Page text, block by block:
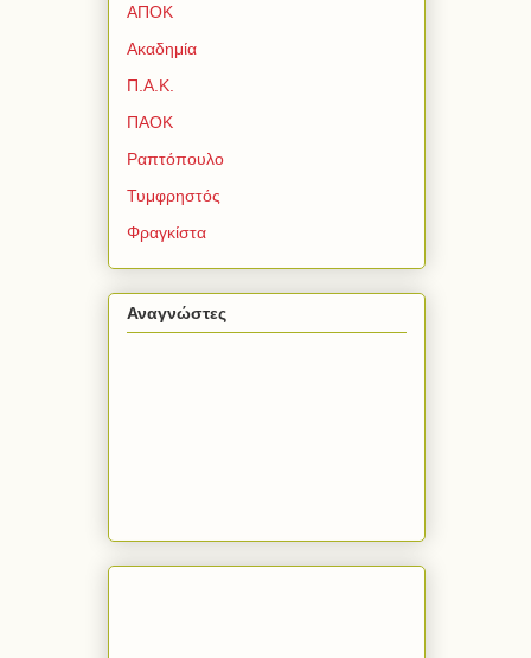
ΑΠΟΚ
Ακαδημία
Π.Α.Κ.
ΠΑΟΚ
Ραπτόπουλο
Τυμφρηστός
Φραγκίστα
Αναγνώστες